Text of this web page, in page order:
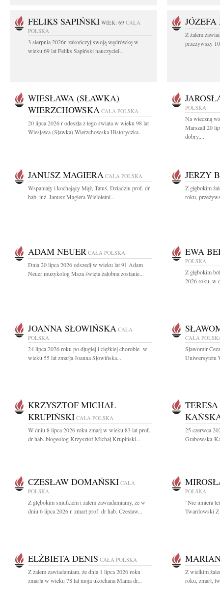
FELIKS SAPIŃSKI WIEK: 69 CAŁA
POLSKA
3 sierpnia 2026r. zakończył swoją wędrówkę w
wieku 69 lat Feliks Sapiński nauczyciel...
Z żalem
przeżywszy
WIESŁAWA (SŁAWKA)
WIERZCHOWSKA CAŁA POLSKA
20 lipca 2026 r odeszła z tego świata w wieku 98 lat
Wiesława (Sławka) Wierzchowska Historyczka...
POLSKA
Na wieczną
Marszall 20
dobry,...
JANUSZ MAGIERA CAŁA POLSKA
Wspaniały i kochający Mąż, Tatuś, Dziadziu prof. dr
hab. inż. Janusz Magiera Wieloletni...
JERZY
Z głębokim
roku,
ADAM NEUER CAŁA POLSKA
Dnia 20 lipca 2026 odszedł w wieku lat 91 Adam
Neuer muzykolog Msza święta żałobna zostanie...
EWA
POLSKA
Z głębokim
2026 roku, w
JOANNA SŁOWIŃSKA CAŁA
POLSKA
24 lipca 2026 roku po długiej i ciężkiej chorobie w
wieku 55 lat zmarła Joanna Słowińska...
CAŁA
Sławomir
Uniwersytetu
KRZYSZTOF MICHAŁ
KRUPIŃSKI CAŁA POLSKA
W dniu 8 lipca 2026 roku zmarł w wieku 83 lat prof.
dr hab. biogeolog Krzysztof Michał Krupiński...
25 czerwca
Grabowska-
CZESŁAW DOMAŃSKI CAŁA
POLSKA
Z głębokim smutkiem i żalem zawiadamiamy, że w
dniu 6 lipca 2026 r. zmarł prof. dr hab. Czesław...
POLSKA
"Nie umiera
Twardowski
ELŻBIETA DENIS CAŁA POLSKA
Z żalem zawiadamiam, że dnia 1 lipca 2026 roku
zmarła w wieku 78 lat moja ukochana Mama dr...
Z wielkim
roku, zmarł,